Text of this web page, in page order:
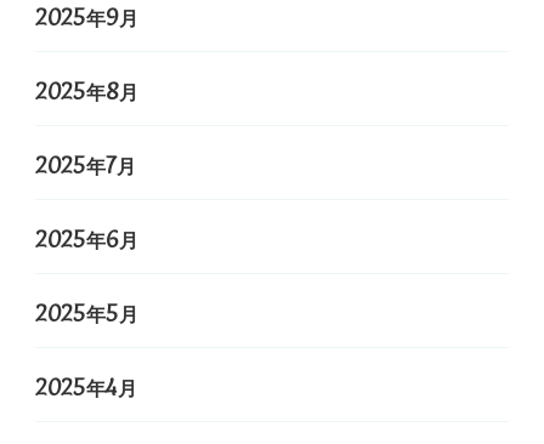
2025年9月
2025年8月
2025年7月
2025年6月
2025年5月
2025年4月